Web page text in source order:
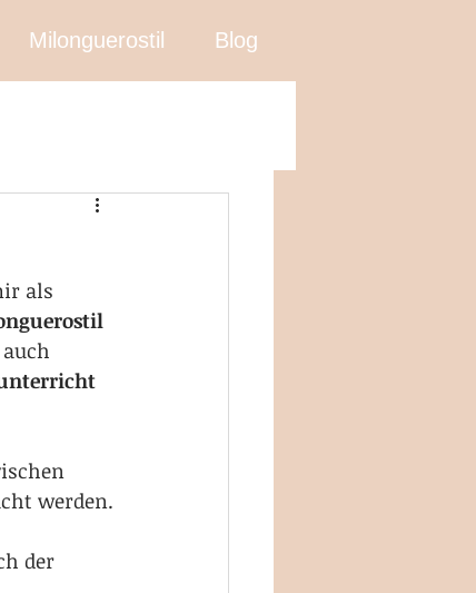
Milonguerostil Blog
als
werden.
der